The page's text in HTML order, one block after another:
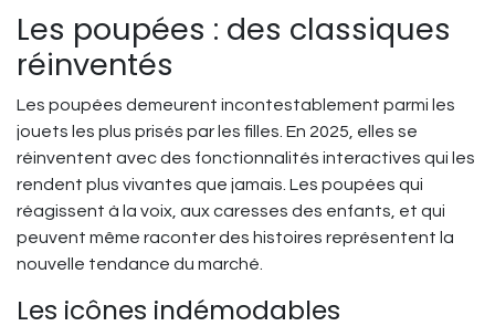
Les poupées : des classiques
réinventés
Les poupées demeurent incontestablement parmi les
jouets les plus prisés par les filles. En 2025, elles se
réinventent avec des fonctionnalités interactives qui les
rendent plus vivantes que jamais. Les poupées qui
réagissent à la voix, aux caresses des enfants, et qui
peuvent même raconter des histoires représentent la
nouvelle tendance du marché.
Les icônes indémodables